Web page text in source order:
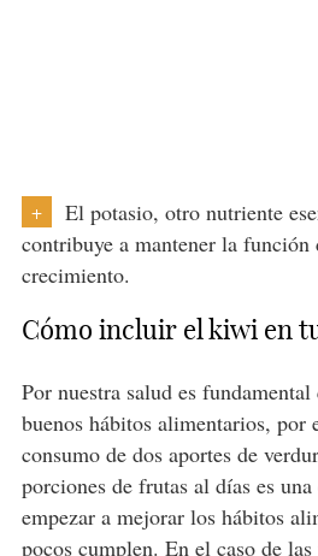
+
El potasio, otro nutriente
contribuye a mantener la función
crecimiento.
Cómo incluir el kiwi en
Por nuestra salud es fundamental
buenos hábitos alimentarios, por
consumo de dos aportes de
porciones de frutas al días es
empezar a mejorar los hábitos
pocos cumplen. En el caso de